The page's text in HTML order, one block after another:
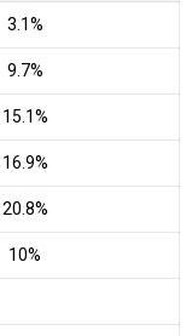
3.1%
9.7%
15.1%
16.9%
20.8%
10%